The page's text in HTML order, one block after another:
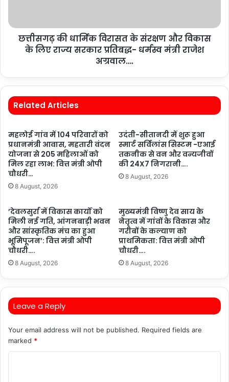
छत्तीसगढ़ की धार्मिक विरासत के संरक्षण और विकास
के लिए राज्य सरकार प्रतिबद्ध- धर्मस्व मंत्री राजेश
अग्रवाल….
Related Articles
महलोई गांव में 104 परिवारों को
प्रधानमंत्री आवास, महतारी वंदन
योजना से 205 महिलाओं को
मिल रहा लाभ: वित्त मंत्री ओपी
चौधरी…
8 August, 2026
उदंती-सीतानदी में शुरू हुआ
स्मार्ट सर्विलांस सिस्टम -एआई
तकनीक से वन और वन्यजीवों
की 24X7 निगरानी….
8 August, 2026
’देवलसुर्रा में विकास कार्यों को
मिली नई गति, आंगनबाड़ी भवन
और सांस्कृतिक मंच का हुआ
भूमिपूजन’: वित्त मंत्री ओपी
चौधरी….
8 August, 2026
मुख्यमंत्री विष्णु देव साय के
नेतृत्व में गांवों के विकास और
गरीबों के कल्याण को
प्राथमिकता: वित्त मंत्री ओपी
चौधरी….
8 August, 2026
Leave a Reply
Your email address will not be published. Required fields are
marked *